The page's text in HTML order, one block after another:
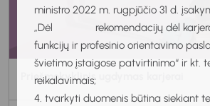
ministro 2022 m. rugpjūčio 31 d.
„Dėl rekomendacijų dėl
funkcijų ir profesinio orientavimo
švietimo įstaigose patvirtinimo“ ir kt.
reikalavimais;
4. tvarkyti duomenis būtina siekiant
Priešmokyklinis ugdymas karjerai